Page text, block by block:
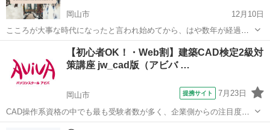
岡山市
12月10日
こころが大事な時代になったと言われ始めてから、はや数年が経過し
ました。 現在の日本社会に目を向けてみると、どうでしょうか？ うつ
病・パニック障害・依存症・ひきこもり・家庭の不和・学校崩壊・長
引く経済的な不況と...
生活知識
【初心者OK！・Web割】建築CAD検定2級対
策講座 jw_cad版（アビバ …
岡山市 提携サイト 7月23日
CAD操作系資格の中でも最も受験者数が多く、企業側からの注目度の
高い人気資格である建築CAD検定試験2級の取得を目指す対策講座で